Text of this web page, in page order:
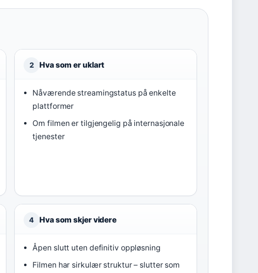
2 Hva som er uklart
Nåværende streamingstatus på enkelte
plattformer
Om filmen er tilgjengelig på internasjonale
tjenester
4 Hva som skjer videre
Åpen slutt uten definitiv oppløsning
Filmen har sirkulær struktur – slutter som